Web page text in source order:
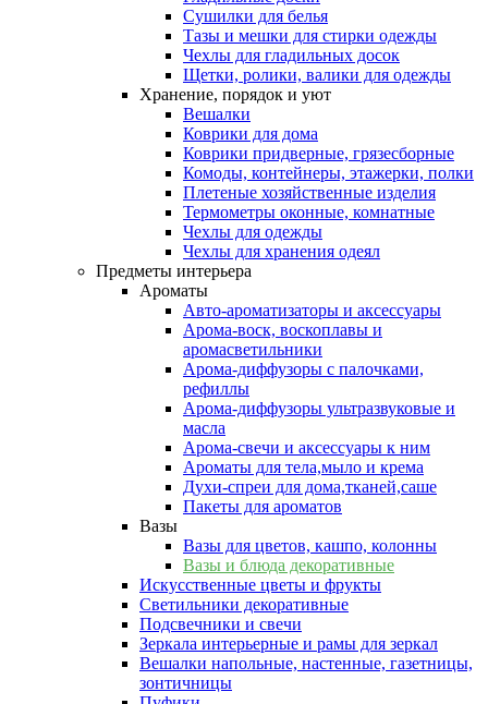
Сушилки для белья
Тазы и мешки для стирки одежды
Чехлы для гладильных досок
Щетки, ролики, валики для одежды
Хранение, порядок и уют
Вешалки
Коврики для дома
Коврики придверные, грязесборные
Комоды, контейнеры, этажерки, полки
Плетеные хозяйственные изделия
Термометры оконные, комнатные
Чехлы для одежды
Чехлы для хранения одеял
Предметы интерьера
Ароматы
Авто-ароматизаторы и аксессуары
Арома-воск, воскоплавы и
аромасветильники
Арома-диффузоры с палочками,
рефиллы
Арома-диффузоры ультразвуковые и
масла
Арома-свечи и аксессуары к ним
Ароматы для тела,мыло и крема
Духи-спреи для дома,тканей,саше
Пакеты для ароматов
Вазы
Вазы для цветов, кашпо, колонны
Вазы и блюда декоративные
Искусственные цветы и фрукты
Светильники декоративные
Подсвечники и свечи
Зеркала интерьерные и рамы для зеркал
Вешалки напольные, настенные, газетницы,
зонтичницы